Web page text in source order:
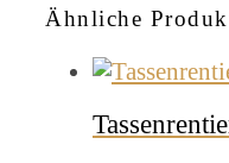
Ähnliche